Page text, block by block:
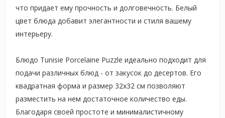
что придает ему прочность и долговечность. Белый
цвет блюда добавит элегантности и стиля вашему
интерьеру.
Блюдо Tunisie Porcelaine Puzzle идеально подходит для
подачи различных блюд - от закусок до десертов. Его
квадратная форма и размер 32х32 см позволяют
разместить на нем достаточное количество еды.
Благодаря своей простоте и минималистичному